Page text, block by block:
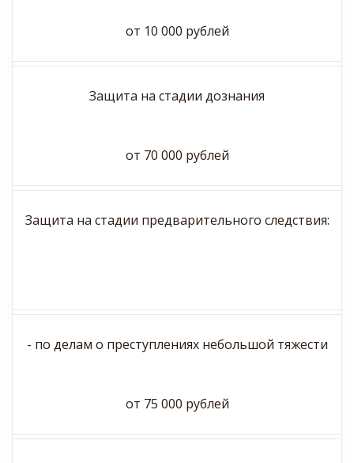
от 10 000 рублей
Защита на стадии дознания
от 70 000 рублей
Защита на стадии предварительного следствия:
- по делам о преступлениях небольшой тяжести
от 75 000 рублей